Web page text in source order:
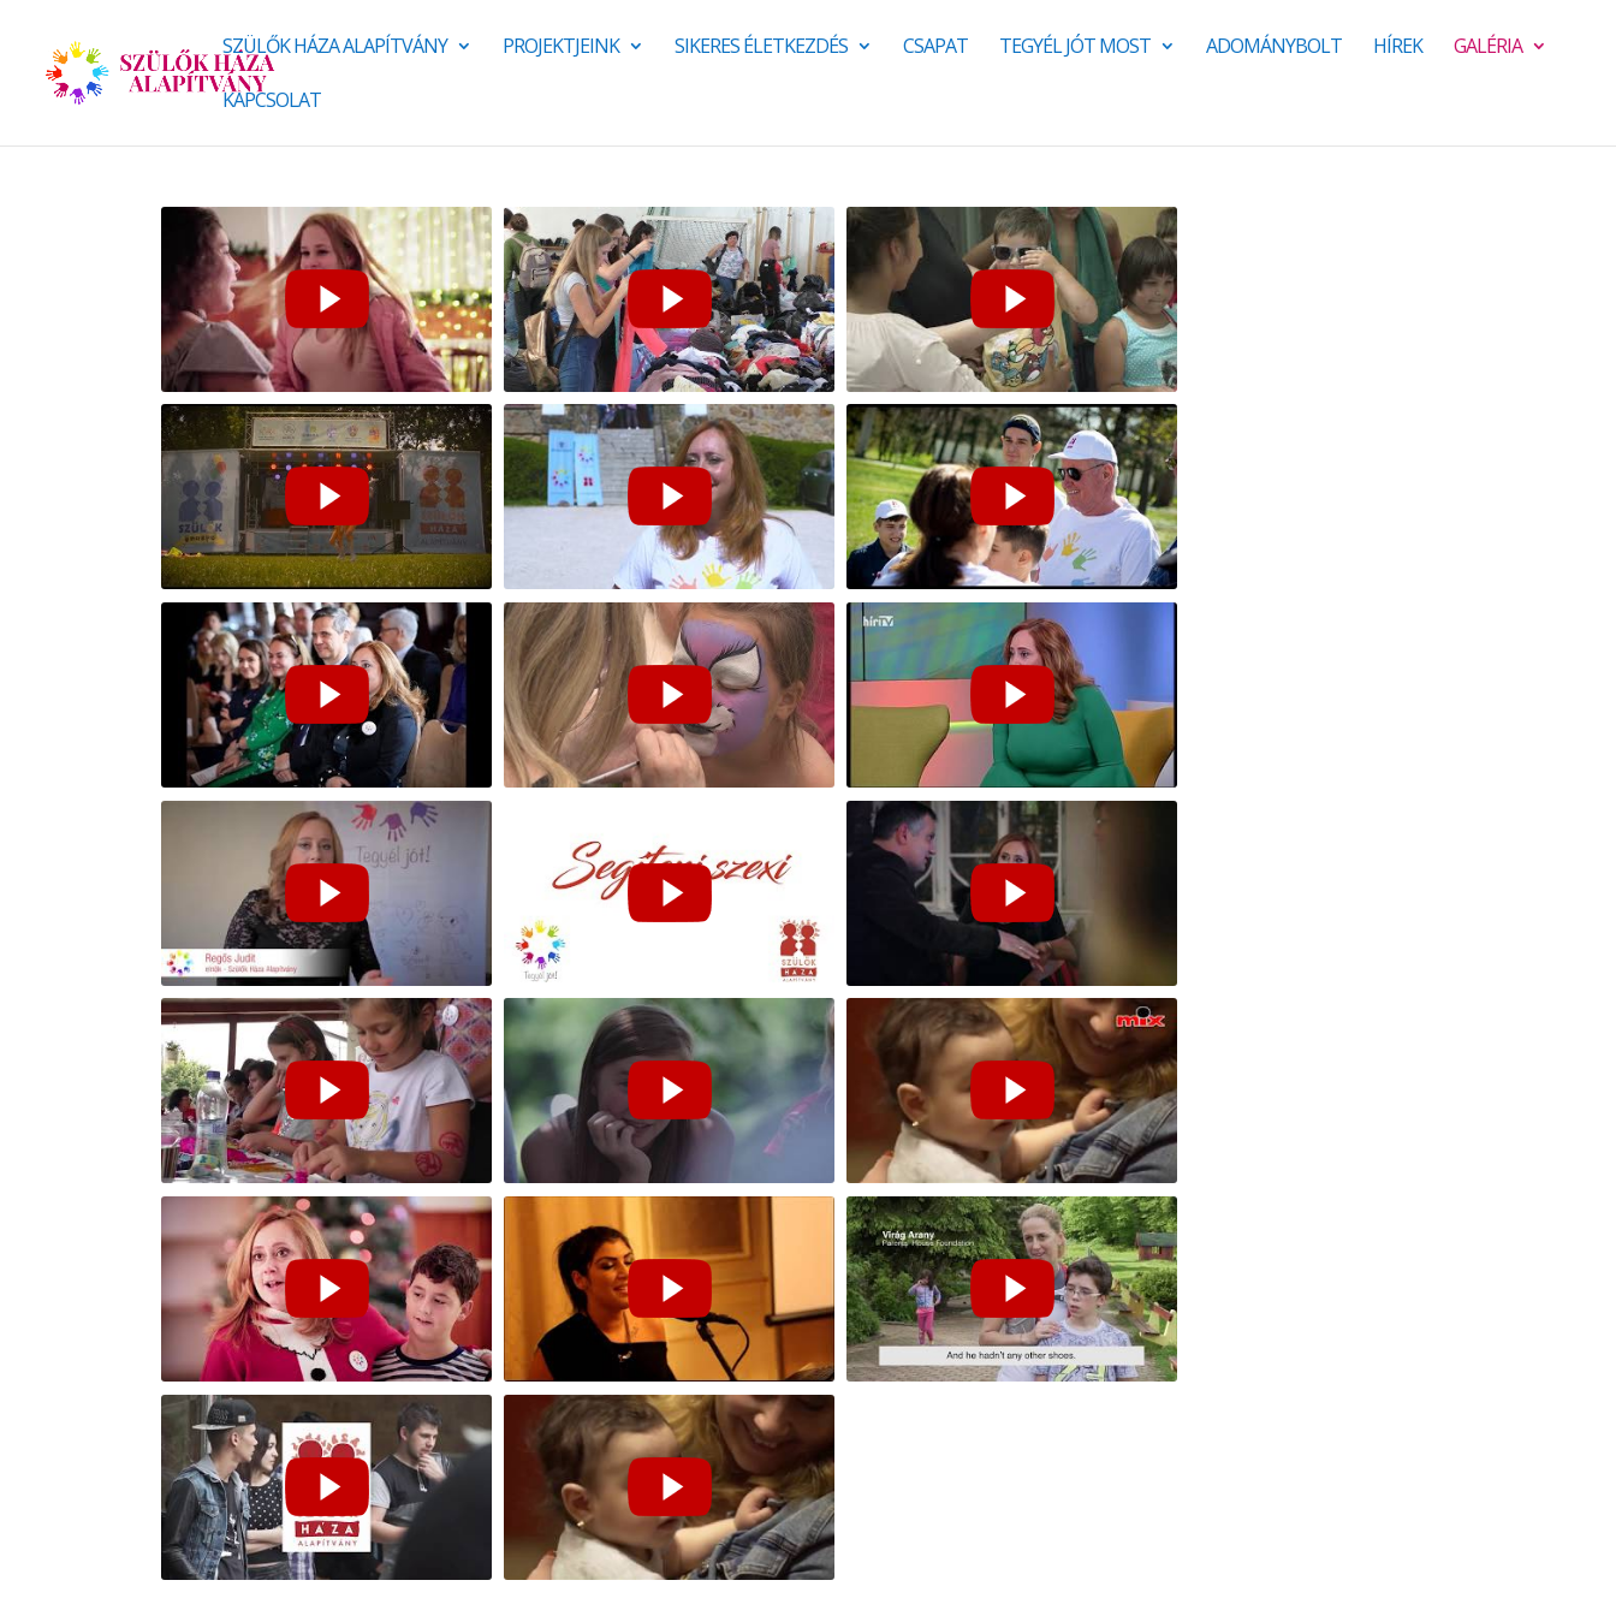
SZÜLŐK HÁZA ALAPÍTVÁNY PROJEKTJEINK SIKERES ÉLETKEZDÉS CSAPAT TEGYÉL JÓT MOST ADOMÁNYBOLT HÍREK GALÉRIA
KAPCSOLAT
Szülők Háza Alapítvány 2019.
Közösségi ruhagyűjtés 2019. |
Tegyél Jót!
Láss, ne csak nézz! - Nyári tábor
Verőcén, 2019.
Szülők Ünnepe 2019. - Mobil Szülők
Háza Újbudán, Tatán és
Győrszemerén
Húsvét 2019 l Tegyél Jót!
Tavaszváró élménynap 2019 l
Tegyél Jót!
Bemutatkozik a Szülők Háza
Amerikában - Regős Judit New
Yorkban és Washningtonban 2019.
Paletta 2019 04 08 HÍR TV - Regős Judit a Tegyél jót! programról
Adj 1% esélyt! I Tegyél Jót! Segíteni szexi - Legyél Te is Angyal! l Tegyél Jót! Tegyél Jót Gálaest és Gyermekvédők Napja 2018.
Nyárzáró 2018 l Tegyél Jót!
Nyári tábor - Verőce 2018 l Tegyél
Szeress Egészségesen
Sajtótájékoztató
Tegyél Jót Karácsony
Gálaest a gyermekekért 2017 l
Tegyél Jót!